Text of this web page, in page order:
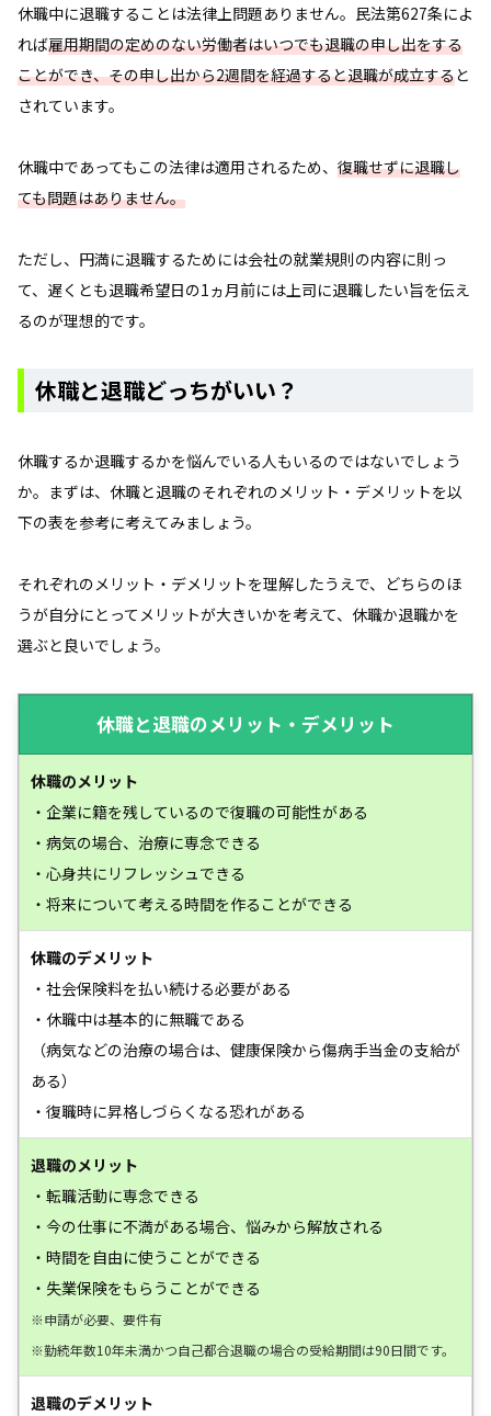
休職中に退職することは法律上問題ありません。民法第627条によ
れば雇用期間の定めのない労働者はいつでも退職の申し出をする
ことができ、その申し出から2週間を経過すると退職が成立すると
されています。
休職中であってもこの法律は適用されるため、 復職せずに退職し
ても問題はありません。
ただし、円満に退職するためには会社の就業規則の内容に則っ
て、遅くとも退職希望日の1ヵ月前には上司に退職したい旨を伝え
るのが理想的です。
休職と退職どっちがいい？
休職するか退職するかを悩んでいる人もいるのではないでしょう
か。まずは、休職と退職のそれぞれのメリット・デメリットを以
下の表を参考に考えてみましょう。
それぞれのメリット・デメリットを理解したうえで、どちらのほ
うが自分にとってメリットが大きいかを考えて、休職か退職かを
選ぶと良いでしょう。
休職と退職のメリット・デメリット
休職のメリット
・企業に籍を残しているので復職の可能性がある
・病気の場合、治療に専念できる
・心身共にリフレッシュできる
・将来について考える時間を作ることができる
休職のデメリット
・社会保険料を払い続ける必要がある
・休職中は基本的に無職である
（病気などの治療の場合は、健康保険から傷病手当金の支給が
ある）
・復職時に昇格しづらくなる恐れがある
退職のメリット
・転職活動に専念できる
・今の仕事に不満がある場合、悩みから解放される
・時間を自由に使うことができる
・失業保険をもらうことができる
※申請が必要、要件有
※勤続年数10年未満かつ自己都合退職の場合の受給期間は90日間です。
退職のデメリット